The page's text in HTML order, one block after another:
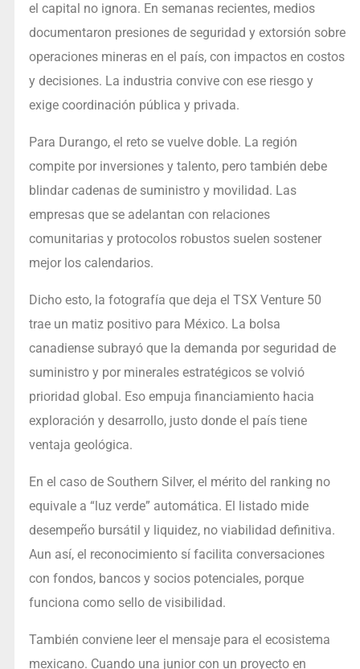
el capital no ignora. En semanas recientes, medios
documentaron presiones de seguridad y extorsión sobre
operaciones mineras en el país, con impactos en costos
y decisiones. La industria convive con ese riesgo y
exige coordinación pública y privada.
Para Durango, el reto se vuelve doble. La región
compite por inversiones y talento, pero también debe
blindar cadenas de suministro y movilidad. Las
empresas que se adelantan con relaciones
comunitarias y protocolos robustos suelen sostener
mejor los calendarios.
Dicho esto, la fotografía que deja el TSX Venture 50
trae un matiz positivo para México. La bolsa
canadiense subrayó que la demanda por seguridad de
suministro y por minerales estratégicos se volvió
prioridad global. Eso empuja financiamiento hacia
exploración y desarrollo, justo donde el país tiene
ventaja geológica.
En el caso de Southern Silver, el mérito del ranking no
equivale a “luz verde” automática. El listado mide
desempeño bursátil y liquidez, no viabilidad definitiva.
Aun así, el reconocimiento sí facilita conversaciones
con fondos, bancos y socios potenciales, porque
funciona como sello de visibilidad.
También conviene leer el mensaje para el ecosistema
mexicano. Cuando una junior con un proyecto en